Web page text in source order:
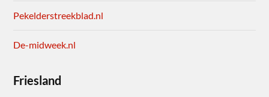
Pekelderstreekblad.nl
De-midweek.nl
Friesland